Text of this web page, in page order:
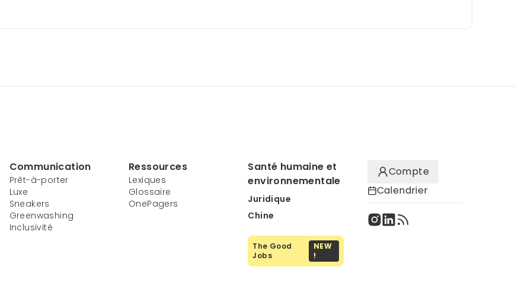
Communication
Prêt-à-porter
Luxe
Sneakers
Greenwashing
Inclusivité
Ressources
Lexiques
Glossaire
OnePagers
Santé humaine et
environnementale
Juridique
Chine
The Good
Jobs
NEW
!
Compte
Calendrier